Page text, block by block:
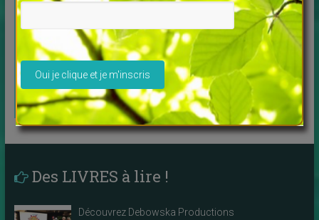
propose aux
professionnels
Spécialement
pour les
THERAPEUTES
SITE-PLAQUETTES-CARTES
PROS et autres conseils :
c’est ici !
Des LIVRES à lire !
Découvrez Debowska Productions
Veuillez laisser ce champ vide.